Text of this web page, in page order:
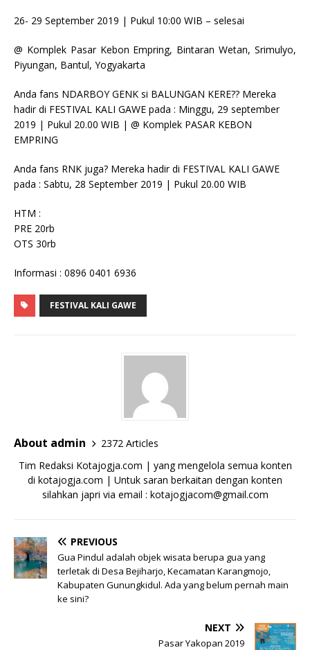
26- 29 September 2019 | Pukul 10:00 WIB – selesai
@ Komplek Pasar Kebon Empring, Bintaran Wetan, Srimulyo,
Piyungan, Bantul, Yogyakarta
Anda fans NDARBOY GENK si BALUNGAN KERE?? Mereka
hadir di FESTIVAL KALI GAWE pada : Minggu, 29 september
2019 | Pukul 20.00 WIB | @ Komplek PASAR KEBON
EMPRING
Anda fans RNK juga? Mereka hadir di FESTIVAL KALI GAWE
pada : Sabtu, 28 September 2019 | Pukul 20.00 WIB
HTM :
PRE 20rb
OTS 30rb
Informasi : 0896 0401 6936
FESTIVAL KALI GAWE
About admin
2372 Articles
Tim Redaksi Kotajogja.com | yang mengelola semua konten
di kotajogja.com | Untuk saran berkaitan dengan konten
silahkan japri via email : kotajogjacom@gmail.com
PREVIOUS
Gua Pindul adalah objek wisata berupa gua yang
terletak di Desa Bejiharjo, Kecamatan Karangmojo,
Kabupaten Gunungkidul. Ada yang belum pernah main
ke sini?
NEXT
Pasar Yakopan 2019